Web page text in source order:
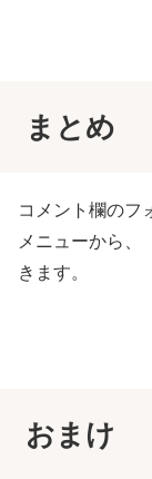
まとめ
コメント欄のフ
メニューから、
きます。
おまけ